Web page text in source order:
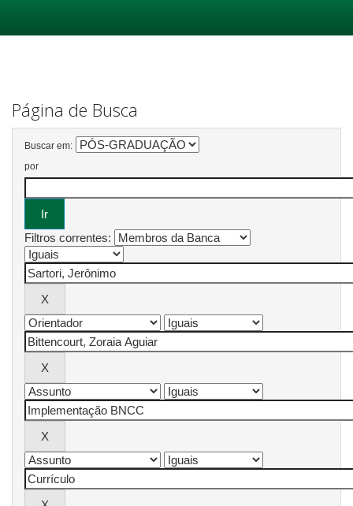
Página de Busca
Buscar em:
por
Filtros correntes: